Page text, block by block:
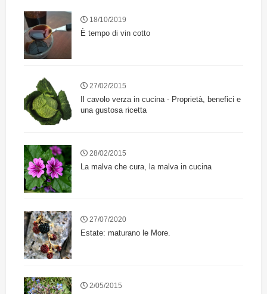
18/10/2019
È tempo di vin cotto
27/02/2015
Il cavolo verza in cucina - Proprietà, benefici e
una gustosa ricetta
28/02/2015
La malva che cura, la malva in cucina
27/07/2020
Estate: maturano le More.
2/05/2015